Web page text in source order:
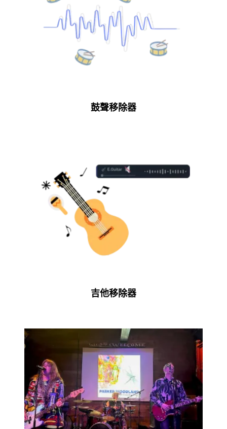
鼓聲移除器
吉他移除器